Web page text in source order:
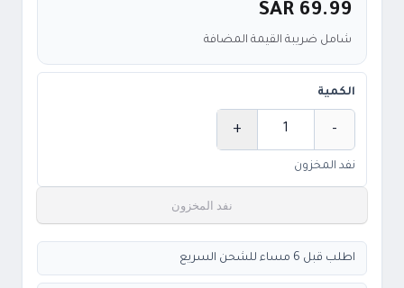
SAR 69.99
شامل ضريبة القيمة المضافة
الكمية
-
+
نفد المخزون
نفد المخزون
اطلب قبل 6 مساء للشحن السريع